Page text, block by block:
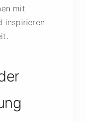
mit
inspirieren